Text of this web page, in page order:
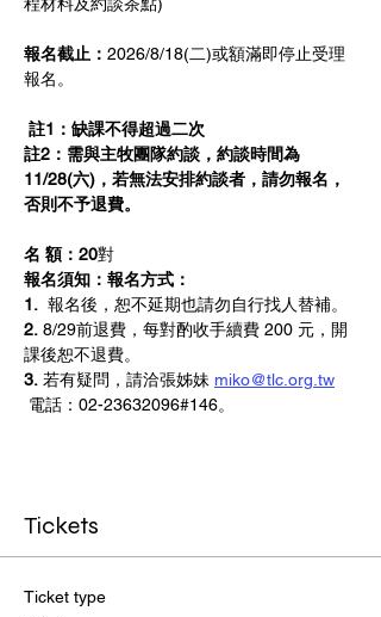
報名截止： 2026/8/18(二)或額滿即停止受理
報名。
註1：缺課不得超過二次
註2：需與主牧團隊約談，約談時間為
11/28(六)，若無法安排約談者，請勿報名，
否則不予退費。
名 額：20對
報名須知：報名方式：
1. 報名後，恕不延期也請勿自行找人替補。
2. 8/29前退費，每對酌收手續費 200 元，開
課後恕不退費。
3. 若有疑問，請洽張姊妹 miko@tlc.org.tw
電話：02-23632096#146。
Tickets
Ticket type